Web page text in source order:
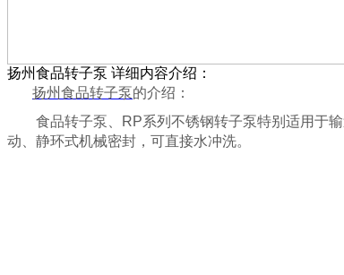
扬州食品转子泵 详细内容介绍：
扬州食品转子泵的介绍：
食品转子泵、
RP系列不锈钢转子泵特别适用于
动、静环式机械密封，可直接水冲洗。